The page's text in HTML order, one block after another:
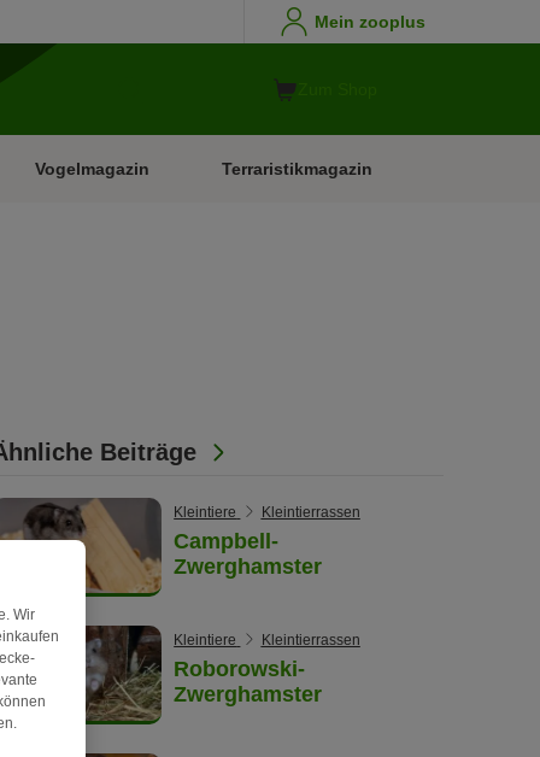
Mein zooplus
Vogelmagazin Terraristikmagazin
Beiträge
Kleintiere Kleintierrassen
Campbell-
Zwerghamster
Kleintiere Kleintierrassen
Roborowski-
Zwerghamster
Wir